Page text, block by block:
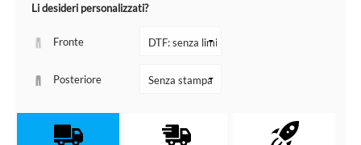
Li desideri personalizzati?
Fronte
Posteriore